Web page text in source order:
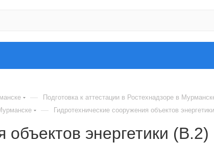
—
Подготовка к аттестации в Ростехнадзоре в
— Гидротехнические сооружения объектов
объектов энергетики (В.2)